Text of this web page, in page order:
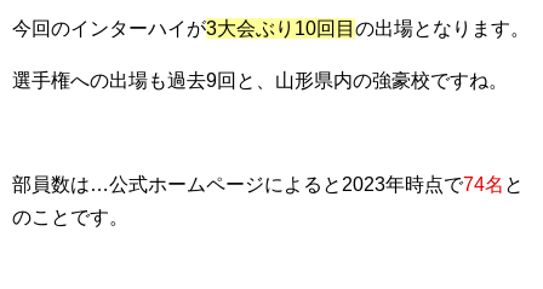
今回のインターハイが3大会ぶり10回目 の出場となります。
選手権への出場も過去9回と、山形県内の強豪校ですね。
部員数は…公式ホームページによると2023年時点で74名 と
のことです。